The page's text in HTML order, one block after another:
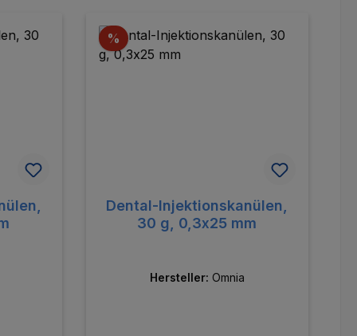
% Rabatt
Dental-Injektionskanülen,
30 g, 0,3x25 mm
Hersteller: Omnia